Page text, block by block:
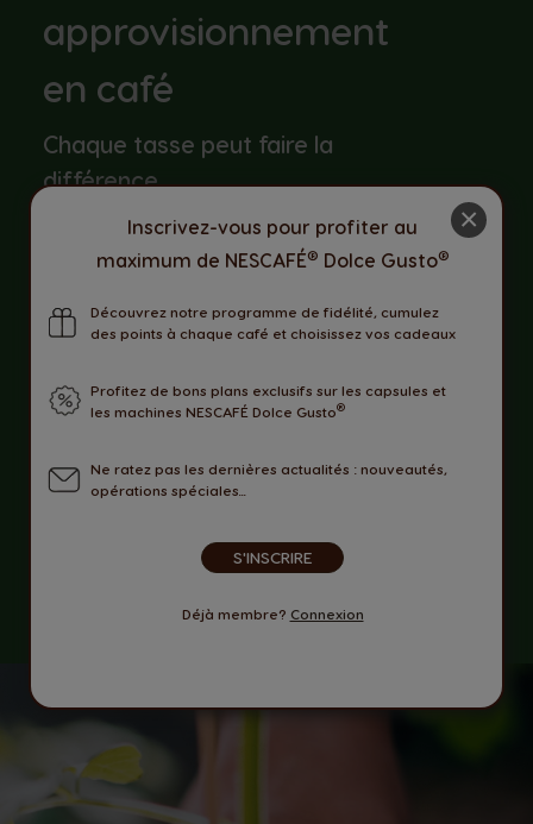
approvisionnement
en café
Chaque tasse peut faire la
différence.
Chez Nescafé Dolce Gusto, nous
approvisionnons notre café via le Nescafé
implique que notre café est traçable
jusqu'aux groupes de fermes où il est
issues de programmes externes, couvrant
les pratiques sociales et
conditions de travail des agriculteurs et
l'optimisation des engrais.
×
Inscrivez-vous pour profiter au
maximum de NESCAFÉ® Dolce Gusto®
Découvrez notre programme de fidélité, cumulez
des points à chaque café et choisissez vos cadeaux
Profitez de bons plans exclusifs sur les capsules et
les machines NESCAFÉ Dolce Gusto®
Ne ratez pas les dernières actualités : nouveautés,
opérations spéciales...
S'INSCRIRE
Déjà membre? Connexion